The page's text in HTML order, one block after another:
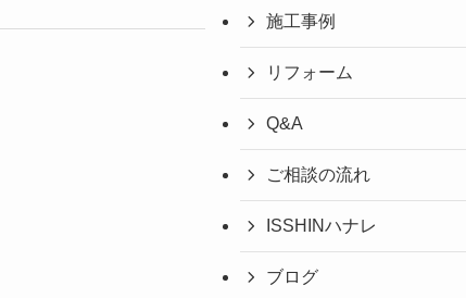
施工事例
リフォーム
Q&A
ご相談の流れ
ISSHINハナレ
ブログ